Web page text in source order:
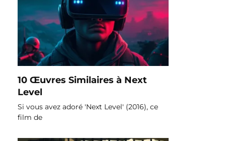
10 Œuvres Similaires à Next
Level
Si vous avez adoré 'Next Level' (2016), ce
film de